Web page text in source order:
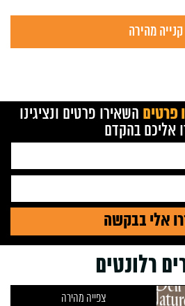
קנייה מהירה
פרטים השאירו פרטים ונציגינו
אליכם בהקדם
רלונטים
צפייה מהירה